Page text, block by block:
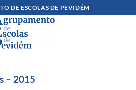
DE ESCOLAS DE PEVIDÉM
– 2015